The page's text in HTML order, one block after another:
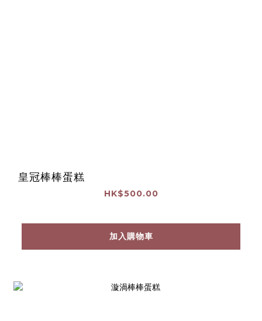
皇冠棒棒蛋糕
HK$500.00
加入購物車